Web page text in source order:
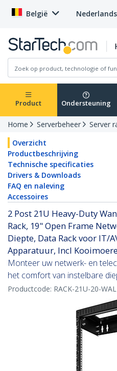
België Nederlands
Product Ondersteuning
Home Serverbeheer Server
Overzicht
Productbeschrijving
Technische specificaties
Drivers & Downloads
FAQ en naleving
Accessoires
2 Post 21U Heavy-Duty
Rack, 19" Open Frame
Diepte, Data Rack voor IT/
Apparatuur, Incl
Monteer uw netwerk- en
het comfort van instelbare
Productcode: RACK-21U-20-